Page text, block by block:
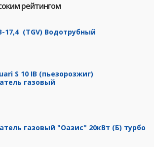
рейтингом
17,4 (TGV) Водотрубный
S 10 IB (пьезорозжиг)
газовый
газовый "Оазис" 20кВт (Б) турбо